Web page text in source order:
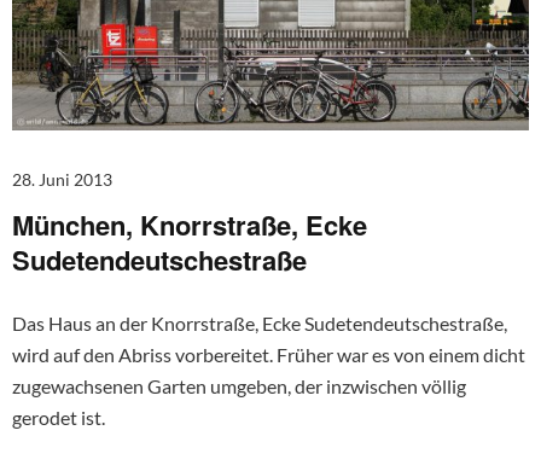
28. Juni 2013
München, Knorrstraße, Ecke
Sudetendeutschestraße
Das Haus an der Knorrstraße, Ecke Sudetendeutschestraße,
wird auf den Abriss vorbereitet. Früher war es von einem dicht
zugewachsenen Garten umgeben, der inzwischen völlig
gerodet ist.